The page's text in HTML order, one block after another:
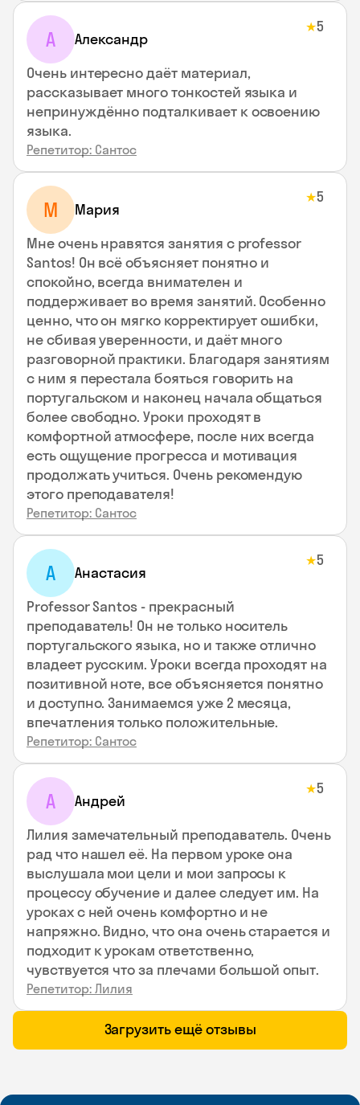
А Александр
★5
Очень интересно даёт материал,
рассказывает много тонкостей языка и
непринуждённо подталкивает к освоению
языка.
Репетитор: Сантос
М Мария
★5
Мне очень нравятся занятия с professor
Santos! Он всё объясняет понятно и
спокойно, всегда внимателен и
поддерживает во время занятий. Особенно
ценно, что он мягко корректирует ошибки,
не сбивая уверенности, и даёт много
разговорной практики. Благодаря занятиям
с ним я перестала бояться говорить на
португальском и наконец начала общаться
более свободно. Уроки проходят в
комфортной атмосфере, после них всегда
есть ощущение прогресса и мотивация
продолжать учиться. Очень рекомендую
этого преподавателя!
Репетитор: Сантос
А Анастасия
★5
Professor Santos - прекрасный
преподаватель! Он не только носитель
португальского языка, но и также отлично
владеет русским. Уроки всегда проходят на
позитивной ноте, все объясняется понятно
и доступно. Занимаемся уже 2 месяца,
впечатления только положительные.
Репетитор: Сантос
А Андрей
★5
Лилия замечательный преподаватель. Очень
рад что нашел её. На первом уроке она
выслушала мои цели и мои запросы к
процессу обучение и далее следует им. На
уроках с ней очень комфортно и не
напряжно. Видно, что она очень старается и
подходит к урокам ответственно,
чувствуется что за плечами большой опыт.
Репетитор: Лилия
Загрузить ещё отзывы